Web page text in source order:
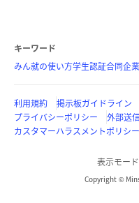
キーワード
みん就の使い方学生認証合同企
利用規約 掲示板ガイドライン
プライバシーポリシー
外部送
カスタマーハラスメントポリシー
表示モード
Copyright ©